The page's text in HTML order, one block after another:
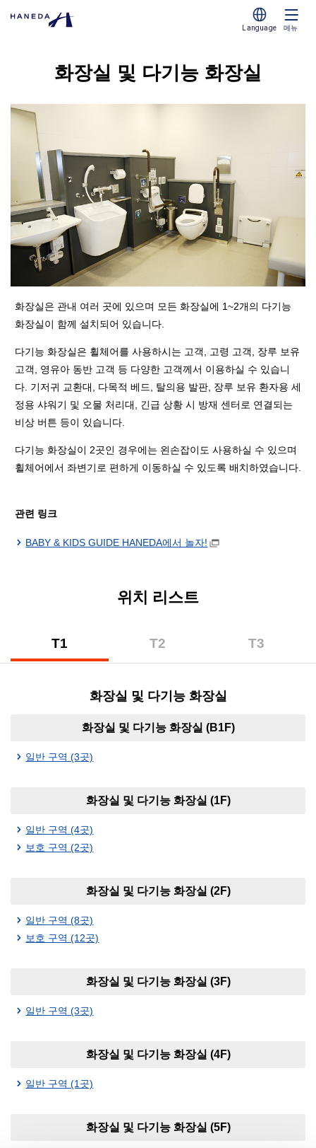
Language 메뉴
화장실 및 다기능 화장실
화장실은 관내 여러 곳에 있으며 모든 화장실에 1~2개의 다기능
화장실이 함께 설치되어 있습니다.
다기능 화장실은 휠체어를 사용하시는 고객, 고령 고객, 장루 보유
고객, 영유아 동반 고객 등 다양한 고객께서 이용하실 수 있습니
다. 기저귀 교환대, 다목적 베드, 탈의용 발판, 장루 보유 환자용 세
정용 샤워기 및 오물 처리대, 긴급 상황 시 방재 센터로 연결되는
비상 버튼 등이 있습니다.
다기능 화장실이 2곳인 경우에는 왼손잡이도 사용하실 수 있으며
휠체어에서 좌변기로 편하게 이동하실 수 있도록 배치하였습니다.
관련 링크
BABY & KIDS GUIDE HANEDA에서 놀자!
위치 리스트
T1 T2
미
T3
화장실 및 다기능 화장실
화장실 및 다기능 화장실 (B1F)
일반 구역 (3곳)
화장실 및 다기능 화장실 (1F)
일반 구역 (4곳)
보호 구역 (2곳)
화장실 및 다기능 화장실 (2F)
일반 구역 (8곳)
보호 구역 (12곳)
화장실 및 다기능 화장실 (3F)
일반 구역 (3곳)
화장실 및 다기능 화장실 (4F)
일반 구역 (1곳)
화장실 및 다기능 화장실 (5F)